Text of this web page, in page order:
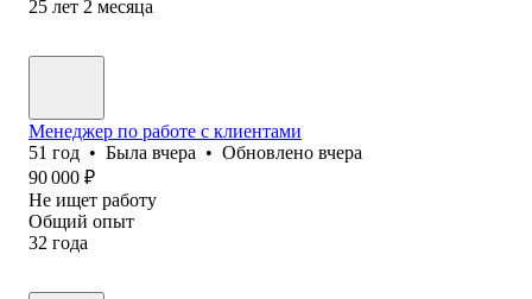
25 лет 2 месяца
Менеджер по работе с клиентами
51 год • Была вчера • Обновлено вчера
90 000 ₽
Не ищет работу
Общий опыт
32 года